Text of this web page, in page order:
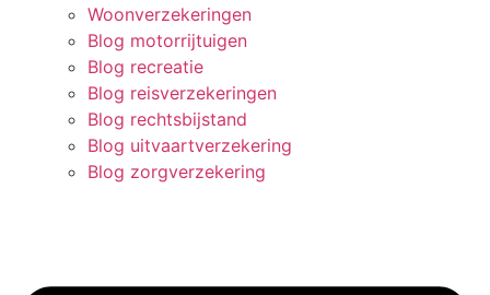
Woonverzekeringen
Blog motorrijtuigen
Blog recreatie
Blog reisverzekeringen
Blog rechtsbijstand
Blog uitvaartverzekering
Blog zorgverzekering